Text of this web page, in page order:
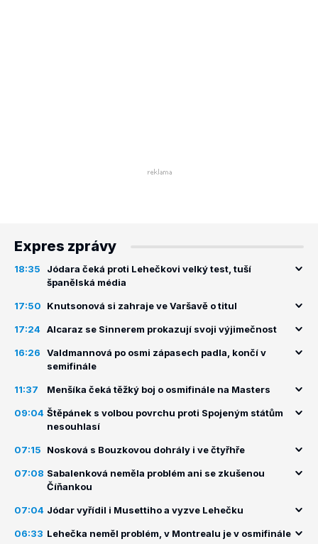
Expres zprávy
18:35
Jódara čeká proti Lehečkovi velký test, tuší
španělská média
17:50 Knutsonová si zahraje ve Varšavě o titul
17:24 Alcaraz se Sinnerem prokazují svoji výjimečnost
16:26
Valdmannová po osmi zápasech padla, končí v
semifinále
11:37 Menšíka čeká těžký boj o osmifinále na Masters
09:04 Štěpánek s volbou povrchu proti Spojeným státům
nesouhlasí
07:15 Nosková s Bouzkovou dohrály i ve čtyřhře
07:08 Sabalenková neměla problém ani se zkušenou
Číňankou
07:04 Jódar vyřídil i Musettiho a vyzve Lehečku
06:33 Lehečka neměl problém, v Montrealu je v osmifinále